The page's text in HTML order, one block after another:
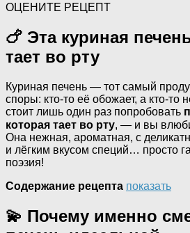
ОЦЕНИТЕ РЕЦЕПТ
🍗 Эта куриная
тает во рту
Куриная печень — тот самый
споры: кто-то её обожает, а кто-то
стоит лишь один раз попробовать
которая тает во рту, — и вы
Она нежная, ароматная, с
и лёгким вкусом специй… просто
поэзия!
Содержание рецепта показать
💫 Почему именно